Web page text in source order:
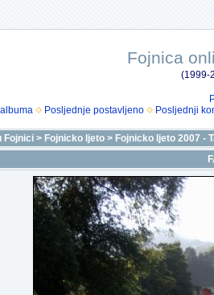
Fojnica
(1999-
Posljednje postavljeno Posljednji
Fojnici > Fojnicko ljeto > Fojnicko ljeto 2007 -